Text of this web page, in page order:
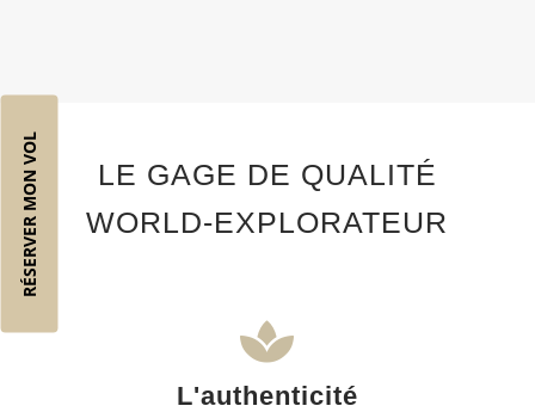
RÉSERVER MON VOL
LE GAGE DE QUALITÉ
WORLD-EXPLORATEUR
L'authenticité